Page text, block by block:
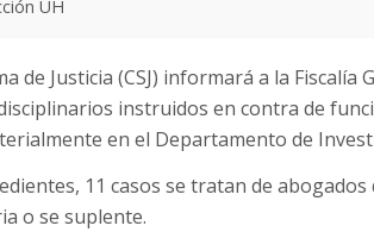
UH
de Justicia (CSJ) informará a la Fiscalía
instruidos en contra de
en el Departamento de
11 casos se tratan de
o se suplente.